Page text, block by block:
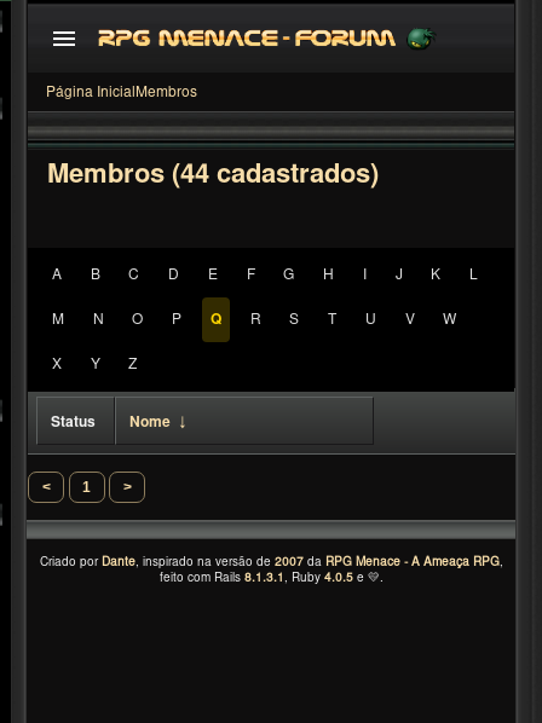
Página Inicial Membros
Membros (44 cadastrados)
A B C D E F G H J K L
M N O P Q R S U V W
X Y Z
>
Status Nome ↓
< 1 >
Criado por Dante, inspirado na versão de 2007 da RPG Menace - A Ameaça RPG,
feito com Rails 8.1.3.1 , Ruby 4.0.5e 💛.